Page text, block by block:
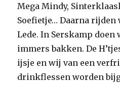
Mega Mindy,
Soefietje… Daarna
Lede. In Serskamp doen
immers bakken. De
ijsje en wij van een
drinkflessen worden